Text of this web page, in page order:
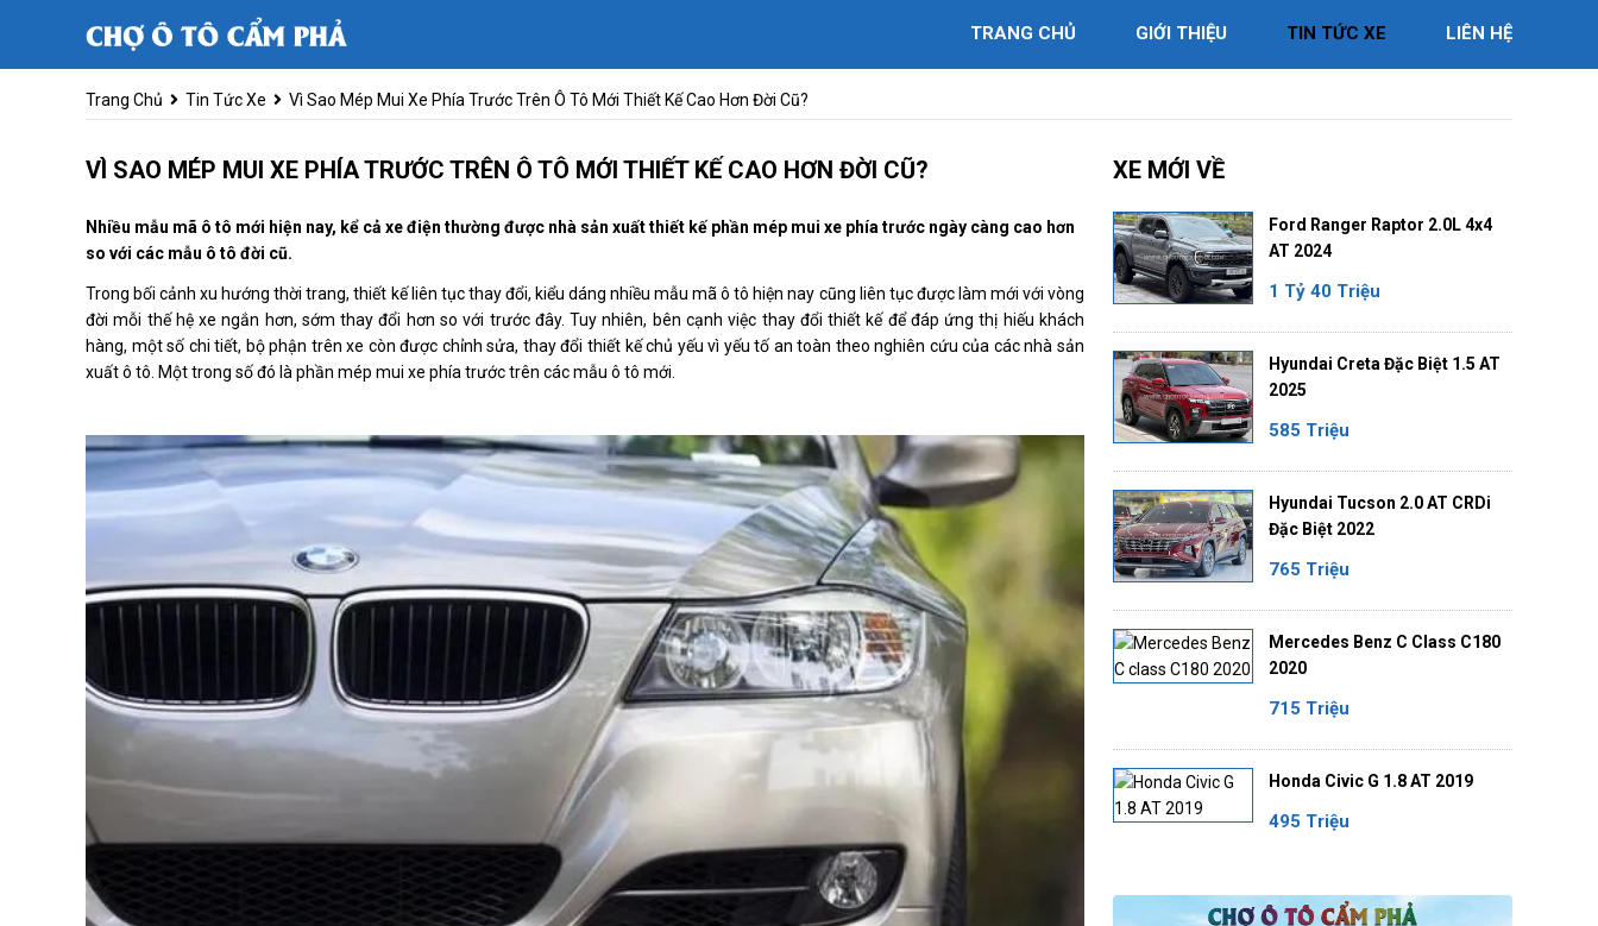
TRANG CHỦ GIỚI THIỆU TIN TỨC XE LIÊN HỆ
Trang Chủ Tin Tức Xe Vì Sao Mép Mui Xe Phía Trước Trên Ô Tô Mới Thiết Kế Cao Hơn Đời Cũ?
VÌ SAO MÉP MUI XE PHÍA TRƯỚC TRÊN Ô TÔ MỚI THIẾT KẾ CAO HƠN ĐỜI CŨ?
Nhiều mẫu mã ô tô mới hiện nay, kể cả xe điện thường được nhà sản xuất thiết kế phần mép mui xe phía trước ngày càng cao hơn
so với các mẫu ô tô đời cũ.
Trong bối cảnh xu hướng thời trang, thiết kế liên tục thay đổi, kiểu dáng nhiều mẫu mã ô tô hiện nay cũng liên tục được làm mới với vòng
đời mỗi thế hệ xe ngắn hơn, sớm thay đổi hơn so với trước đây. Tuy nhiên, bên cạnh việc thay đổi thiết kế để đáp ứng thị hiếu khách
hàng, một số chi tiết, bộ phận trên xe còn được chỉnh sửa, thay đổi thiết kế chủ yếu vì yếu tố an toàn theo nghiên cứu của các nhà sản
xuất ô tô. Một trong số đó là phần mép mui xe phía trước trên các mẫu ô tô mới.
XE MỚI VỀ
Ford Ranger Raptor 2.0L 4x4
AT 2024
1 Tỷ 40 Triệu
Hyundai Creta Đặc Biệt 1.5 AT
2025
585 Triệu
Hyundai Tucson 2.0 AT CRDi
Đặc Biệt 2022
765 Triệu
Mercedes Benz C Class C180
2020
715 Triệu
Honda Civic G 1.8 AT 2019
495 Triệu